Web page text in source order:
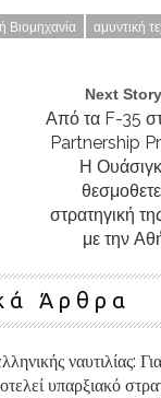
Βιομηχανία
αμυντική
Next
Από τα F-35
Partnership
Η
στρατηγική
με την
Άρθρα
ναυτιλίας:
υπαρξιακό